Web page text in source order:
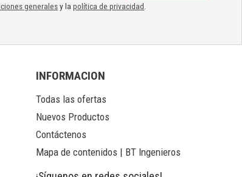
generalesy lapolítica de privacidad
INFORMACION
Todas las ofertas
Nuevos Productos
Contáctenos
Mapa de contenidos | BT Ingenieros